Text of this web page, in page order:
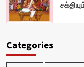
Categories